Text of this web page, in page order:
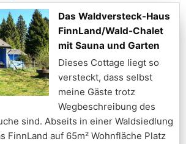
Das Waldversteck-Haus
FinnLand/Wald-Chalet
mit Sauna und Garten
Dieses Cottage liegt so
versteckt, dass selbst
meine Gäste trotz
Wegbeschreibung des
sind. Abseits in einer Waldsiedlung
FinnLand auf 65m² Wohnfläche Platz